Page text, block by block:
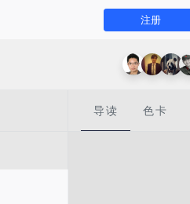
注册
导读 色卡